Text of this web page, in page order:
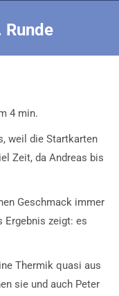
Runde
4 min.
weil die Startkarten
Zeit, da Andreas bis
Geschmack immer
Ergebnis zeigt: es
Thermik quasi aus
sie und auch Peter